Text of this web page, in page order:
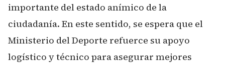
importante del estado anímico de la
ciudadanía. En este sentido, se espera que el
Ministerio del Deporte refuerce su apoyo
logístico y técnico para asegurar mejores